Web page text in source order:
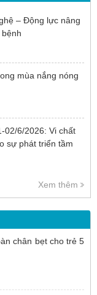
– Động lực nâng
mùa nắng nóng
02/6/2026: Vi chất
sự phát triển tầm
Xem thêm
chân bẹt cho trẻ 5